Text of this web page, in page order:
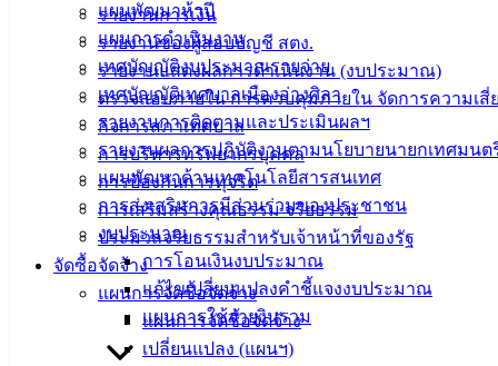
รายงานการเงิน
รายงานของผู้สอบบัญชี สตง.
รายงานแสดงผลการดำเนินงาน (งบประมาณ)
ตรวจสอบภายใน การควบคุมภายใน จัดการความเสี่
กิจการสภาเทศบาล
การบริหารทรัพยากรบุคคล
การป้องกันการทุจริต
การเสริมสร้างคุณธรรม จริยธรรม
ประมวลจริยธรรมสำหรับเจ้าหน้าที่ของรัฐ
จัดซื้อจัดจ้าง
แผนการจัดซื้อจัดจ้าง
แผนการจัดซื้อจัดจ้าง
เปลี่ยนแปลง (แผนฯ)
แผนพัฒนาห้าปี
แผนการดำเนินงาน
เทศบัญญัติงบประมาณรายจ่าย
เทศบัญญัติเทศบาลเมืองอ่างศิลา
รายงานการติดตามและประเมินผลฯ
รายงานผลการปฏิบัติงานตามนโยบายนายกเทศมนต
แผนพัฒนาด้านเทคโนโลยีสารสนเทศ
การส่งเสริมการมีส่วนร่วมของประชาชน
งบประมาณ
การโอนเงินงบประมาณ
แก้ไขเปลี่ยนแปลงคำชี้แจงงบประมาณ
แผนการใช้จ่ายงินรวม
เทศบาล
เมืองอ่าง
สำนักงาน
เทศบาลเมือง